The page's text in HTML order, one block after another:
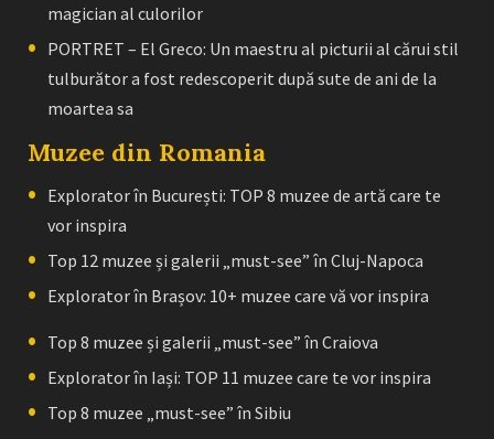
magician al culorilor
PORTRET – El Greco: Un maestru al picturii al cărui stil
tulburător a fost redescoperit după sute de ani de la
moartea sa
Muzee din Romania
Explorator în București: TOP 8 muzee de artă care te
vor inspira
Top 12 muzee și galerii „must-see” în Cluj-Napoca
Explorator în Brașov: 10+ muzee care vă vor inspira
Top 8 muzee și galerii „must-see” în Craiova
Explorator în Iași: TOP 11 muzee care te vor inspira
Top 8 muzee „must-see” în Sibiu